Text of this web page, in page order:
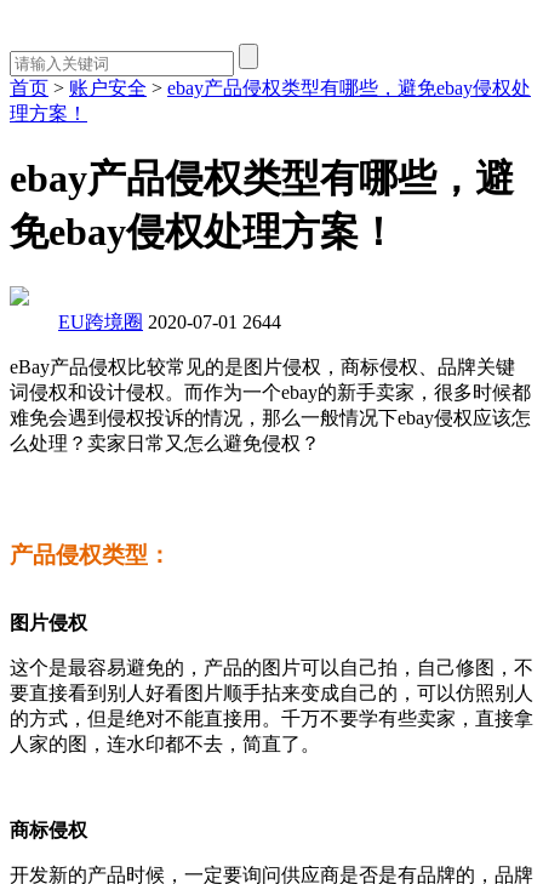
首页 > 账户安全 > ebay产品侵权类型有哪些，避免ebay侵权处
理方案！
ebay产品侵权类型有哪些，避
免ebay侵权处理方案！
EU跨境圈 2020-07-01 2644
eBay产品侵权比较常见的是图片侵权，商标侵权、品牌关键
词侵权和设计侵权。而作为一个ebay的新手卖家，很多时候都
难免会遇到侵权投诉的情况，那么一般情况下ebay侵权应该怎
么处理？卖家日常又怎么避免侵权？
产品侵权类型：
图片侵权
这个是最容易避免的，产品的图片可以自己拍，自己修图，不
要直接看到别人好看图片顺手拈来变成自己的，可以仿照别人
的方式，但是绝对不能直接用。千万不要学有些卖家，直接拿
人家的图，连水印都不去，简直了。
商标侵权
开发新的产品时候，一定要询问供应商是否是有品牌的，品牌